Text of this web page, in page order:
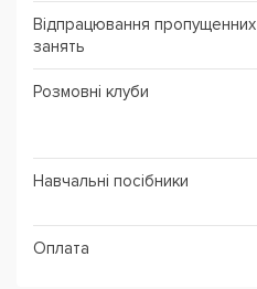
Відпрацювання пропущенних
занять
Розмовні клуби
Навчальні посібники
Оплата